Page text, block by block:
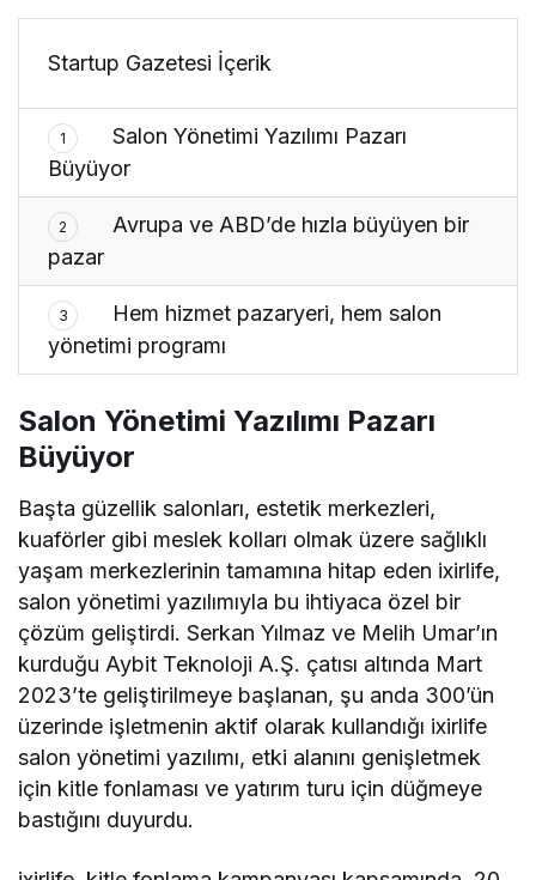
Startup Gazetesi İçerik
1
Salon Yönetimi Yazılımı Pazarı
Büyüyor
2
Avrupa ve ABD’de hızla büyüyen bir
pazar
3
Hem hizmet pazaryeri, hem salon
yönetimi programı
Salon Yönetimi Yazılımı Pazarı
Büyüyor
Başta güzellik salonları, estetik merkezleri,
kuaförler gibi meslek kolları olmak üzere sağlıklı
yaşam merkezlerinin tamamına hitap eden ixirlife,
salon yönetimi yazılımıyla bu ihtiyaca özel bir
çözüm geliştirdi. Serkan Yılmaz ve Melih Umar’ın
kurduğu Aybit Teknoloji A.Ş. çatısı altında Mart
2023’te geliştirilmeye başlanan, şu anda 300’ün
üzerinde işletmenin aktif olarak kullandığı ixirlife
salon yönetimi yazılımı, etki alanını genişletmek
için kitle fonlaması ve yatırım turu için düğmeye
bastığını duyurdu.